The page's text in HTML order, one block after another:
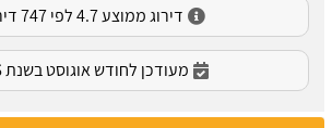
דירוג ממוצע 4.7 לפי 747 דירוגים
מעודכן לחודש אוגוסט בשנת 2026